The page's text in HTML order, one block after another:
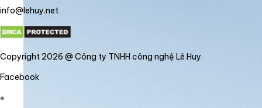
info@lehuy.net
Copyright 2026 @ Công ty TNHH công nghệ Lê Huy
Facebook